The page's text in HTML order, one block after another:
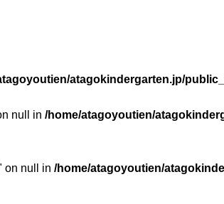
atagokindergarten.jp/
null in /home/atagoyoutien/
on null in /home/atagoyoutien/